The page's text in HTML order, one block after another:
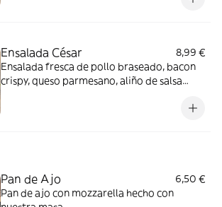
Ensalada César
8,99 €
Ensalada fresca de pollo braseado, bacon
crispy, queso parmesano, aliño de salsa
Pan de Ajo
6,50 €
Pan de ajo con mozzarella hecho con